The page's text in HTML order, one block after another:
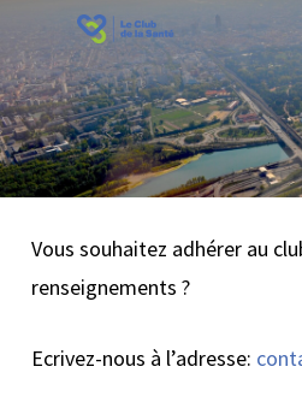
to
main
content
Vous souhaitez adhérer au
renseignements ?
Ecrivez-nous à l’adresse: